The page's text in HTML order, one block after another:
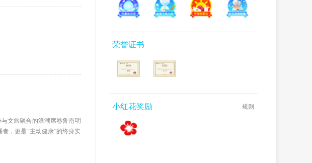
文旅融合的浪潮席卷鲁南明
，更是“主动健康”的终身实
荣誉证书
小红花奖励 规则